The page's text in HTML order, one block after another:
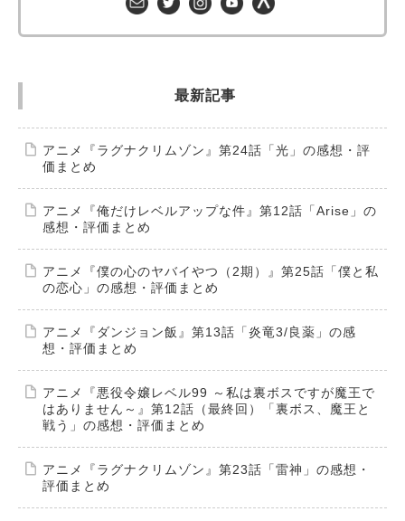
最新記事
アニメ『ラグナクリムゾン』第24話「光」の感想・評
価まとめ
アニメ『俺だけレベルアップな件』第12話「Arise」の
感想・評価まとめ
アニメ『僕の心のヤバイやつ（2期）』第25話「僕と私
の恋心」の感想・評価まとめ
アニメ『ダンジョン飯』第13話「炎竜3/良薬」の感
想・評価まとめ
アニメ『悪役令嬢レベル99 ～私は裏ボスですが魔王で
はありません～』第12話（最終回）「裏ボス、魔王と
戦う」の感想・評価まとめ
アニメ『ラグナクリムゾン』第23話「雷神」の感想・
評価まとめ